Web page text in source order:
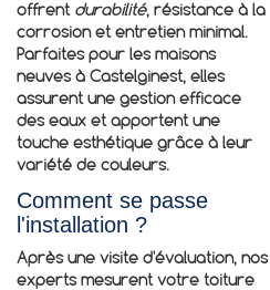
offrent durabilité, résistance à la
corrosion et entretien minimal.
Parfaites pour les maisons
neuves à Castelginest, elles
assurent une gestion efficace
des eaux et apportent une
touche esthétique grâce à leur
variété de couleurs.
Comment se passe
l'installation ?
Après une visite d'évaluation, nos
experts mesurent votre toiture